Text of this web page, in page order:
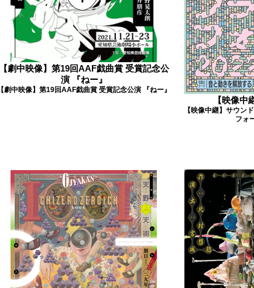
【劇中映像】第19回AAF戯曲賞 受賞記念公
演 『ねー』
【劇中映像】第19回AAF戯曲賞 受賞記念公演 『ねー』
【映像中
【映像中継】サウン
フォ